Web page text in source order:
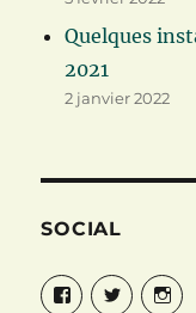
Quelques
2021
2 janvier 2022
SOCIAL
FacebookTwitter